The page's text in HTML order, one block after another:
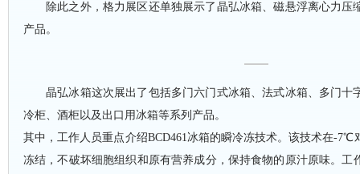
除此之外，格力展区还单独展示了晶弘冰箱、磁悬浮离心力压
产品。
晶弘冰箱这次展出了包括多门六门式冰箱、法式冰箱、多门十
冷柜、酒柜以及出口用冰箱等系列产品。
其中，工作人员重点介绍BCD461冰箱的瞬冷冻技术。该技术在-7℃
冻结，不破坏细胞组织和原有营养成分，保持食物的原汁原味。工